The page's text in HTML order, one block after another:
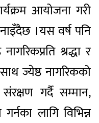
आयोजना गरी
।यस वर्ष पनि
श्रद्धा र
ज्येष्ठ नागरिकको
गर्दै सम्मान,
लागि विभिन्न